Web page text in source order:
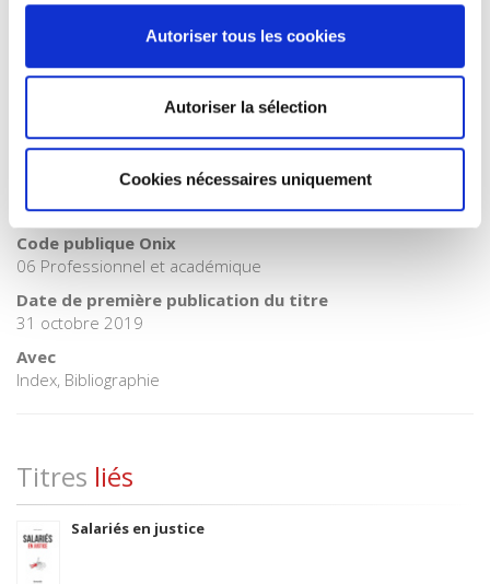
Autoriser tous les cookies
Autoriser la sélection
Cookies nécessaires uniquement
Internet Hierarchy>Développement durable
Catégorie (éditeur)
>Environnement
NAT010000 NATURE / Ecology
BIC subject category (UK)
J Society & social sciences
Code publique Onix
06 Professionnel et académique
Date de première publication du titre
31 octobre 2019
Avec
Index, Bibliographie
Titres liés
Salariés en justice